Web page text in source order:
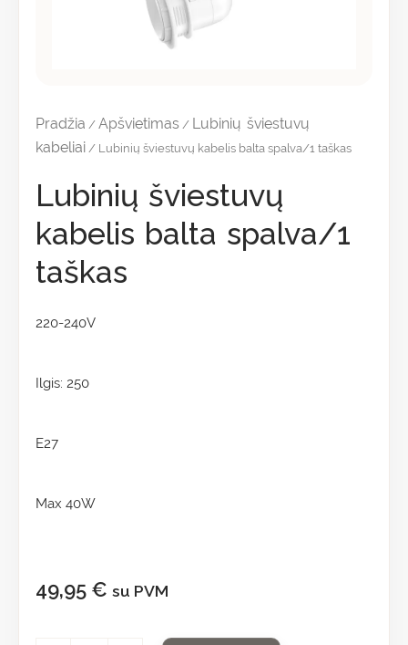
Pradžia /Apšvietimas / Lubinių šviestuvų
kabeliai/ Lubinių šviestuvų kabelis balta spalva/1 taškas
Lubinių šviestuvų
kabelis balta spalva/1
taškas
220-240V
Ilgis: 250
E27
Max 40W
49,95 € su PVM